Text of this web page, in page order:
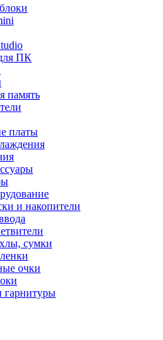
ПК
память
платы
и накопители
сумки
очки